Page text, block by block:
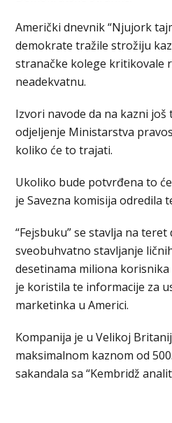
Američki dnevnik “Njujork
demokrate tražile strožiju
stranačke kolege kritikovale
neadekvatnu.
Izvori navode da na kazni
odjeljenje Ministarstva
koliko će to trajati.
Ukoliko bude potvrđena to
je Savezna komisija odredila
“Fejsbuku” se stavlja na
sveobuhvatno stavljanje
desetinama miliona
je koristila te informacije za
marketinka u Americi.
Kompanija je u Velikoj
maksimalnom kaznom od
sakandala sa “Kembridž